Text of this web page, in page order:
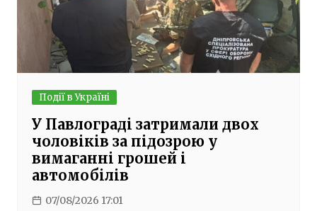
Події в Україні
У Павлограді затримали двох
чоловіків за підозрою у
вимаганні грошей і
автомобілів
07/08/2026 17:01